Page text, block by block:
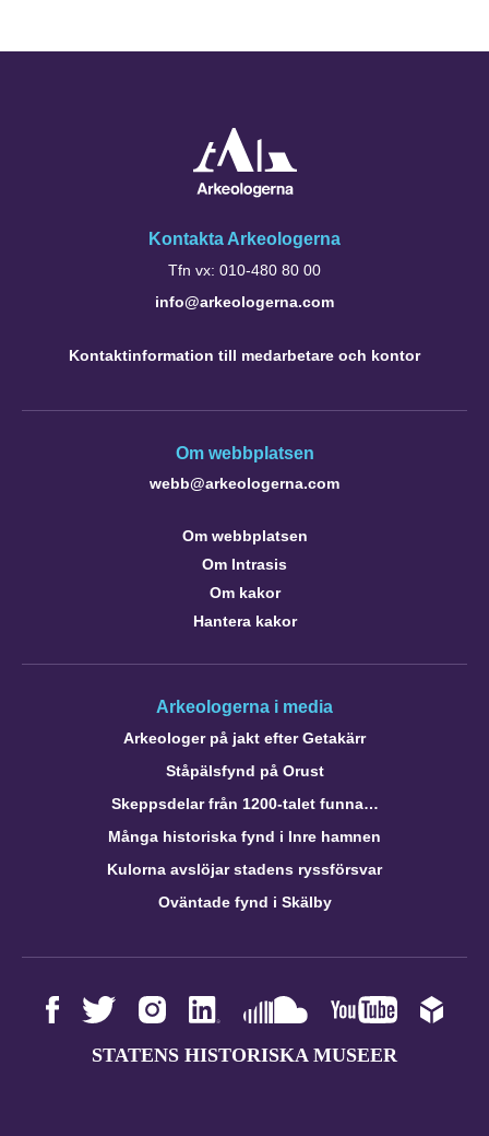
Kontakta Arkeologerna
Tfn vx: 010-480 80 00
info@arkeologerna.com
Kontaktinformation till medarbetare och kontor
Om webbplatsen
webb@arkeologerna.com
Om webbplatsen
Om Intrasis
Om kakor
Hantera kakor
Arkeologerna i media
Arkeologer på jakt efter Getakärr
Ståpälsfynd på Orust
Skeppsdelar från 1200-talet funna…
Många historiska fynd i Inre hamnen
Kulorna avslöjar stadens ryssförsvar
Oväntade fynd i Skälby
STATENS HISTORISKA MUSEER